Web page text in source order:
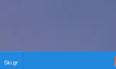
Ski.gr